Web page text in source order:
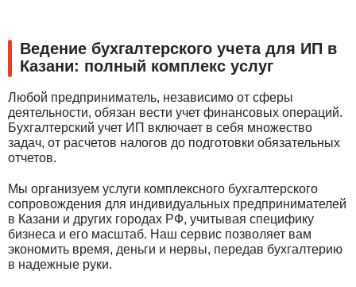
Ведение бухгалтерского учета для ИП в
Казани: полный комплекс услуг
Любой предприниматель, независимо от сферы
деятельности, обязан вести учет финансовых операций.
Бухгалтерский учет ИП включает в себя множество
задач, от расчетов налогов до подготовки обязательных
отчетов.
Мы организуем услуги комплексного бухгалтерского
сопровождения для индивидуальных предпринимателей
в Казани и других городах РФ, учитывая специфику
бизнеса и его масштаб. Наш сервис позволяет вам
экономить время, деньги и нервы, передав бухгалтерию
в надежные руки.